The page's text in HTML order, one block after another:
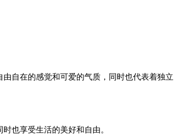
自在的感觉和可爱的气质，同时也代表着独立
也享受生活的美好和自由。